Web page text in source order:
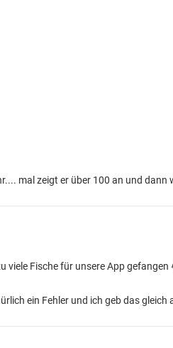
mal zeigt er über 100 an und dann
viele Fische für unsere App gefangen
ein Fehler und ich geb das gleich